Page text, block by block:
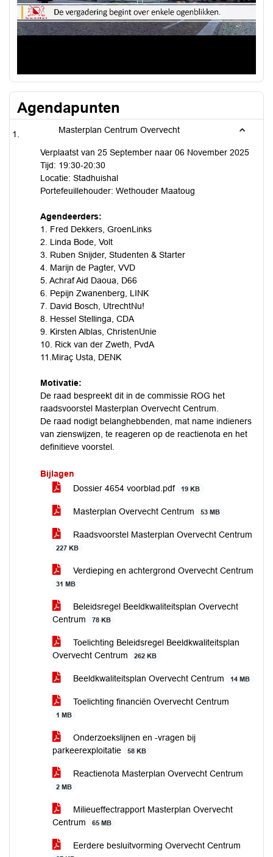
Agendapunten
Masterplan Centrum Overvecht
Verplaatst van 25 September naar 06 November 2025
Tijd: 19:30-20:30
Locatie: Stadhuishal
Portefeuillehouder: Wethouder Maatoug
Agendeerders:
1. Fred Dekkers, GroenLinks
2. Linda Bode, Volt
3. Ruben Snijder, Studenten & Starter
4. Marijn de Pagter, VVD
5. Achraf Aid Daoua, D66
6. Pepijn Zwanenberg, LINK
7. David Bosch, UtrechtNu!
8. Hessel Stellinga, CDA
9. Kirsten Alblas, ChristenUnie
10. Rick van der Zweth, PvdA
11.Miraç Usta, DENK
Motivatie:
De raad bespreekt dit in de commissie ROG het
raadsvoorstel Masterplan Overvecht Centrum.
De raad nodigt belanghebbenden, mat name indieners
van zienswijzen, te reageren op de reactienota en het
definitieve voorstel.
Bijlagen
Dossier 4654 voorblad.pdf
19 KB
Masterplan Overvecht Centrum 53 MB
Raadsvoorstel Masterplan Overvecht Centrum
227 KB
Verdieping en achtergrond Overvecht Centrum
31 MB
Beleidsregel Beeldkwaliteitsplan Overvecht
Centrum
78 KB
Toelichting Beleidsregel Beeldkwaliteitsplan
Overvecht Centrum
262 KB
Beeldkwaliteitsplan Overvecht Centrum 14 MB
Toelichting financiën Overvecht Centrum
1 MB
Onderzoekslijnen en -vragen bij
parkeerexploitatie
58 KB
Reactienota Masterplan Overvecht Centrum
2 MB
Milieueffectrapport Masterplan Overvecht
Centrum
65 MB
Eerdere besluitvorming Overvecht Centrum